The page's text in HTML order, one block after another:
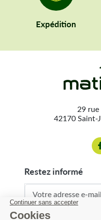
Expédition
29 rue
42170 Saint-
restez informé